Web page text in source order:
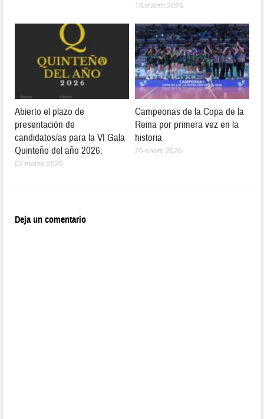
16 marzo 2026
Abierto el plazo de
presentación de
candidatos/as para la VI Gala
Quinteño del año 2026.
02 marzo 2026
Campeonas de la Copa de la
Reina por primera vez en la
historia
26 enero 2026
Deja un comentario